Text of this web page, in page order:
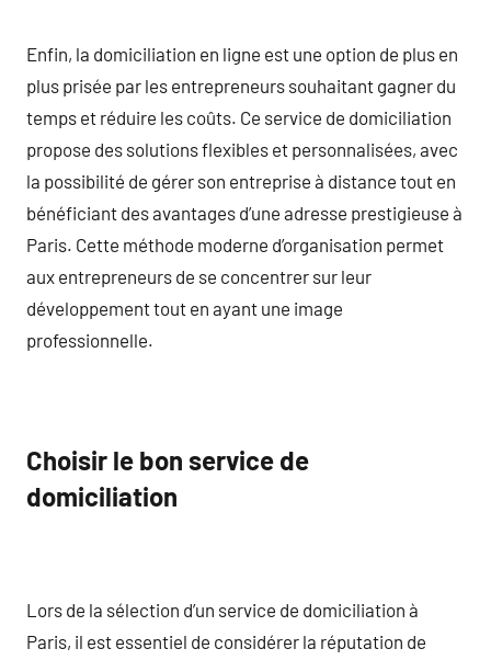
Enfin, la domiciliation en ligne est une option de plus en
plus prisée par les entrepreneurs souhaitant gagner du
temps et réduire les coûts. Ce service de domiciliation
propose des solutions flexibles et personnalisées, avec
la possibilité de gérer son entreprise à distance tout en
bénéficiant des avantages d’une adresse prestigieuse à
Paris. Cette méthode moderne d’organisation permet
aux entrepreneurs de se concentrer sur leur
développement tout en ayant une image
professionnelle.
Choisir le bon service de
domiciliation
Lors de la sélection d’un service de domiciliation à
Paris, il est essentiel de considérer la réputation de